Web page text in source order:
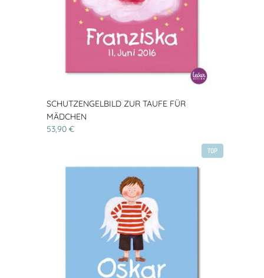
SCHUTZENGELBILD ZUR TAUFE FÜR
MÄDCHEN
53,90 €
TOP